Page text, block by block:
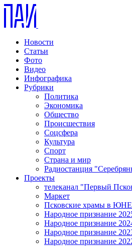
Новости
Статьи
Фото
Видео
Инфографика
Рубрики
Политика
Экономика
Общество
Происшествия
Соцсфера
Культура
Спорт
Страна и мир
Радиостанция
Проекты
телеканал "Первый
Маркет
Псковские храмы в
Народное признание
Народное признание
Народное признание
Народное признание